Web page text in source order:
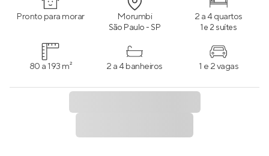
Pronto para morar Morumbi
São Paulo - SP
2 a 4 quartos
1 e 2 suítes
80 a 193 m² 2 a 4 banheiros 1 e 2 vagas